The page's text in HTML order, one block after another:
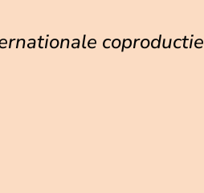
coproductie